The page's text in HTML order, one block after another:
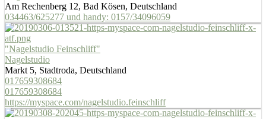
Am Rechenberg 12, Bad Kösen, Deutschland
034463/625277 und handy: 0157/34096059
"Nagelstudio Feinschliff"
Nagelstudio
Markt 5, Stadtroda, Deutschland
017659308684
017659308684
https://myspace.com/nagelstudio.feinschliff